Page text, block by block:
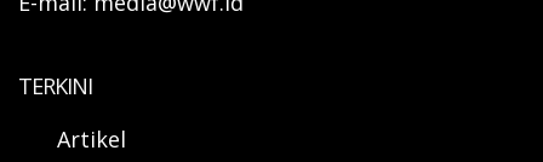
TERKINI
Artikel